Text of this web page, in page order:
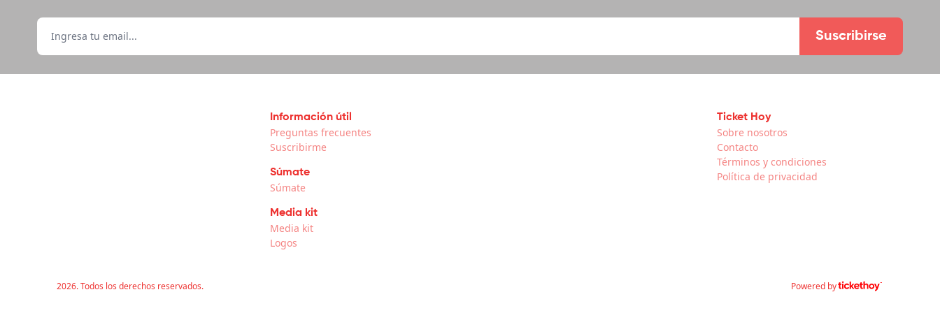
Suscribirse
Información útil
Preguntas frecuentes
Suscribirme
Súmate
Súmate
Media kit
Media kit
Logos
Ticket Hoy
Sobre nosotros
Contacto
Términos y condiciones
Política de privacidad
2026. Todos los derechos reservados. Powered by